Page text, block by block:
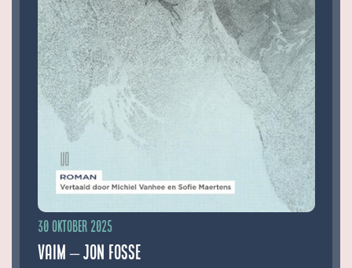
30 oktober 2025
Vaim – Jon Fosse